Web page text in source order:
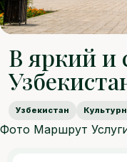
В яркий и
Узбекистан
Фото Маршрут